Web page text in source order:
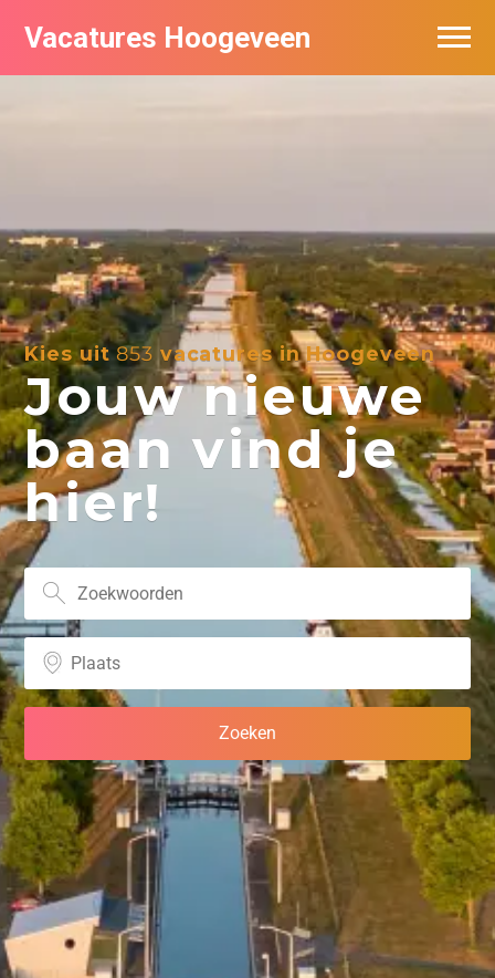
Vacatures Hoogeveen
Kies uit853 vacatures in Hoogeveen
Jouw nieuwe
baan vind je
hier!
Vacatures per bedrijf